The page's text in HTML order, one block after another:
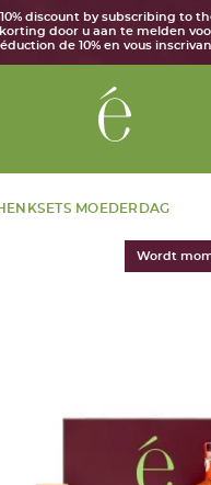
10% discount by subscribing to
korting door u aan te melden
de 10% en vous
MOEDERDAG
Wordt